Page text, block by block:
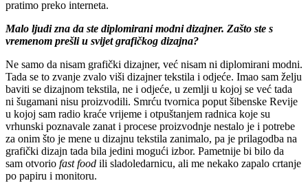
pratimo preko interneta.
Malo ljudi zna da ste diplomirani modni dizajner. Zašto ste s
vremenom prešli u svijet grafičkog dizajna?
Ne samo da nisam grafički dizajner, već nisam ni diplomirani modni.
Tada se to zvanje zvalo viši dizajner tekstila i odjeće. Imao sam želju
baviti se dizajnom tekstila, ne i odjeće, u zemlji u kojoj se već tada
ni šugamani nisu proizvodili. Smrću tvornica poput šibenske Revije
u kojoj sam radio kraće vrijeme i otpuštanjem radnica koje su
vrhunski poznavale zanat i procese proizvodnje nestalo je i potrebe
za onim što je mene u dizajnu tekstila zanimalo, pa je prilagodba na
grafički dizajn tada bila jedini mogući izbor. Pametnije bi bilo da
sam otvorio fast food ili sladoledarnicu, ali me nekako zapalo crtanje
po papiru i monitoru.